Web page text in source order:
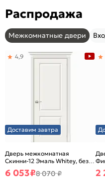
Распродажа
Межкомнатные двери
Доставим завтра
Дверь межкомнатная
Скинни-12 Эмаль Whitey, без
декора, глухая, без стекла,
без кромки, скиновая
4,9
6 053₽8 070 ₽ 2